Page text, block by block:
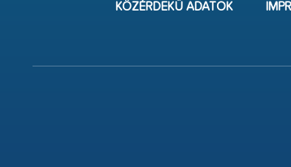
KÖZÉRDEKŰ ADATOK